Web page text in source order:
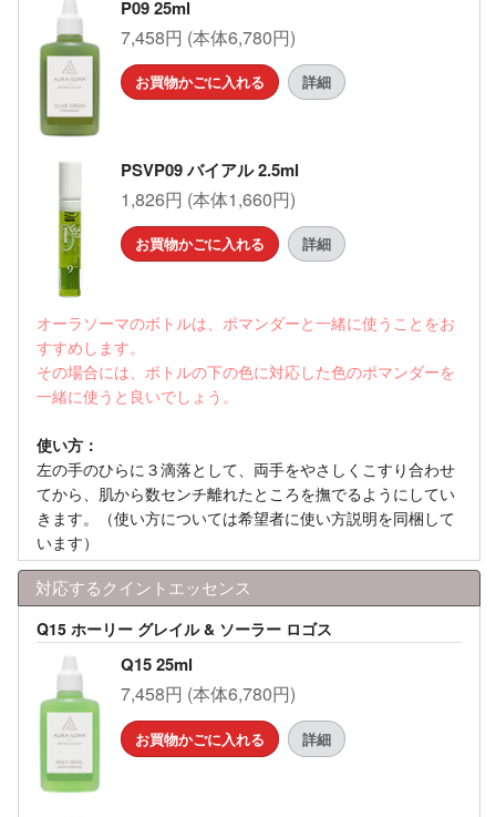
P09 25ml
7,458円 (本体6,780円)
お買物かごに入れる 詳細
PSVP09 バイアル 2.5ml
1,826円 (本体1,660円)
お買物かごに入れる 詳細
オーラソーマのボトルは、ポマンダーと一緒に使うことをお
すすめします。
その場合には、ボトルの下の色に対応した色のポマンダーを
一緒に使うと良いでしょう。
使い方：
左の手のひらに３滴落として、両手をやさしくこすり合わせ
てから、肌から数センチ離れたところを撫でるようにしてい
きます。（使い方については希望者に使い方説明を同梱して
います）
対応するクイントエッセンス
Q15 ホーリー グレイル & ソーラー ロゴス
Q15 25ml
7,458円 (本体6,780円)
お買物かごに入れる 詳細